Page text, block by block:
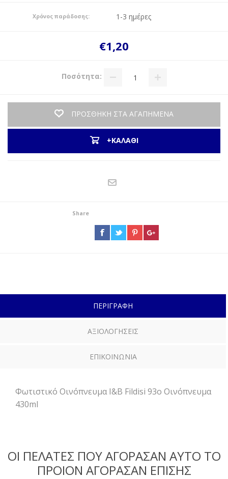
Χρόνος παράδοσης: 1-3 ημέρες
€1,20
Ποσότητα:
ΠΡΟΣΘΗΚΗ ΣΤΑ ΑΓΑΠΗΜΕΝΑ
+ΚΑΛΑΘΙ
Share
ΠΕΡΙΓΡΑΦΗ
ΑΞΙΟΛΟΓΗΣΕΙΣ
ΕΠΙΚΟΙΝΩΝΙΑ
Φωτιστικό Οινόπνευμα Ι&Β Fildisi 93o Οινόπνευμα
430ml
ΟΙ ΠΕΛΑΤΕΣ ΠΟΥ ΑΓΟΡΑΣΑΝ ΑΥΤΟ ΤΟ
ΠΡΟΙΟΝ ΑΓΟΡΑΣΑΝ ΕΠΙΣΗΣ